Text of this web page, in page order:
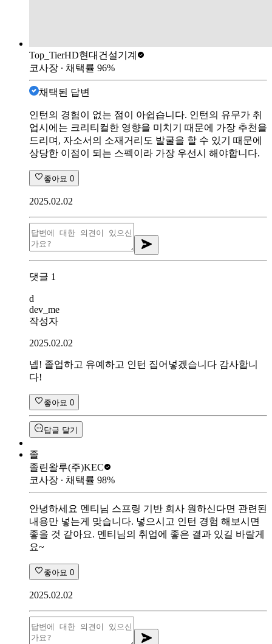
Top_TierHD현대건설기계
코사장 ∙ 채택률 96%
채택된 답변
인턴의 경험이 없는 점이 아쉽습니다. 인턴의 유무가 취
업시에는 크리티컬한 영향을 미치기 때문에 가장 추천을
드리며, 자소서의 소재거리도 발굴을 할 수 있기 때문에
상당한 이점이 되는 스펙이라 가장 우선시 해야합니다.
좋아요 0
2025.02.02
댓글 1
d
dev_me
작성자
2025.02.02
넵! 졸업하고 유예하고 인턴 집어넣겠습니다 감사합니
다!
좋아요 0
답글 달기
졸
졸린왈루(주)KEC
코사장 ∙ 채택률 98%
안녕하세요 멘티님 스프링 기반 회사 원하신다면 관련된
내용만 넣는게 맞습니다. 넣으시고 인턴 경험 해보시면
좋을 것 같아요. 멘티님의 취업에 좋은 결과 있길 바랄게
요~
좋아요 0
2025.02.02